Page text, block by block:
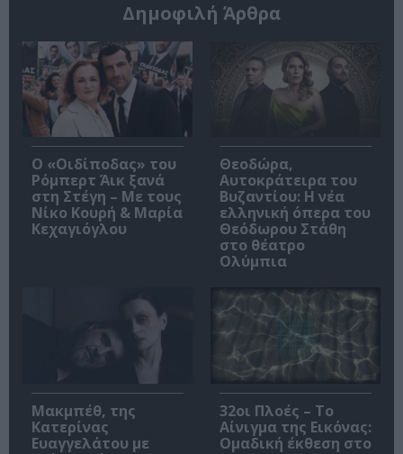
Δημοφιλή Άρθρα
O «Οιδίποδας» του
Ρόμπερτ Άικ ξανά
στη Στέγη – Με τους
Νίκο Κουρή & Μαρία
Κεχαγιόγλου
Θεοδώρα,
Αυτοκράτειρα του
Βυζαντίου: Η νέα
ελληνική όπερα του
Θεόδωρου Στάθη
στο θέατρο
Ολύμπια
Μακμπέθ, της
Κατερίνας
Ευαγγελάτου με
32οι Πλοές – Το
Αίνιγμα της Εικόνας:
Ομαδική έκθεση στο